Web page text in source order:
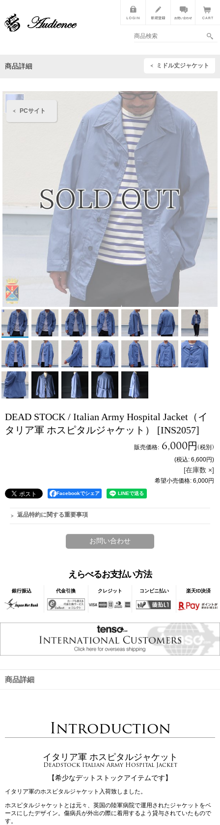
PCサイト
商品詳細 ミドル丈ジャケット
DEAD STOCK / Italian Army Hospital Jacket（イ
タリア軍 ホスピタルジャケット） [INS2057]
販売価格: 6,000円(税別)
(税込: 6,600円)
[在庫数 ×]
希望小売価格: 6,000円
Facebookでシェア
返品特約に関する重要事項
えらべるお支払い方法
銀行振込 代金引換 クレジット コンビニ払い 楽天ID決済
商品詳細
Introduction
イタリア軍 ホスピタルジャケット
Deadstock Italian Army Hospital Jacket
【希少なデットストックアイテムです】
イタリア軍のホスピタルジャケット入荷致しました。
ホスピタルジャケットとは元々、英国の陸軍病院で運用されたジャケットをベ
ースにしたデザイン。傷病兵が外出の際に着用するよう貸与されていたもので
す。